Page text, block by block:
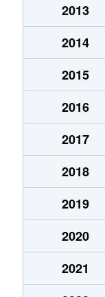
魚崎南町
魚崎南町
魚崎南町
魚崎南町
魚崎南町
魚崎南町
魚崎南町
魚崎南町
魚崎南町
2013
2014
2015
2016
2017
2018
2019
2020
2021